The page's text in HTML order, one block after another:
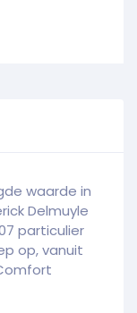
waarde in
Delmuyle
particulier
op, vanuit